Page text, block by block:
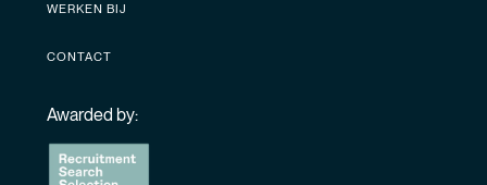
WERKEN BIJ
CONTACT
Awarded by: